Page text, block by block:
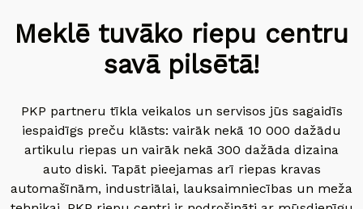
Meklē tuvāko riepu centru
savā pilsētā!
PKP partneru tīkla veikalos un servisos jūs sagaidīs
iespaidīgs preču klāsts: vairāk nekā 10 000 dažādu
artikulu riepas un vairāk nekā 300 dažāda dizaina
auto diski. Tapāt pieejamas arī riepas kravas
automašīnām, industriālai, lauksaimniecības un meža